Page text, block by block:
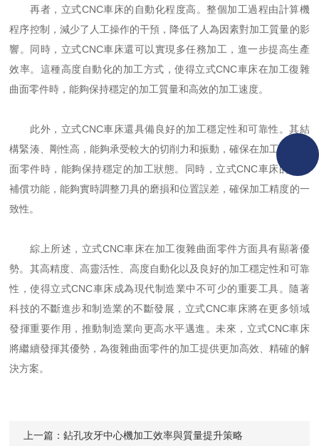
再者，立式CNC車床的自動化程度高。整個加工過程由計算機
程序控制，減少了人工操作的干預，降低了人為因素對加工質量的影
響。同時，立式CNC車床還可以實現多任務加工，進一步提高生產
效率。這種高度自動化的加工方式，使得立式CNC車床在加工復雜
曲面零件時，能夠保持穩定的加工質量和高效的加工速度。
此外，立式CNC車床還具備良好的加工穩定性和可靠性。其結
構緊湊、剛性高，能夠承受較大的切削力和振動，確保在加工復雜曲
面零件時，能夠保持穩定的加工狀態。同時，立式CNC車床的刀具
補償功能，能夠實時調整刀具的磨損和位置誤差，確保加工精度的一
致性。
綜上所述，立式CNC車床在加工復雜曲面零件方面具有顯著優
勢。其高精度、高靈活性、高度自動化以及良好的加工穩定性和可靠
性，使得立式CNC車床成為現代制造業中不可少的重要工具。隨著
科技的不斷進步和制造業的不斷發展，立式CNC車床將在更多領域
發揮重要作用，推動制造業向更高水平邁進。未來，立式CNC車床
將繼續發揮其優勢，為復雜曲面零件的加工提供更加高效、精確的解
決方案。
上一篇：鉆孔攻牙中心機加工效率與質量提升策略